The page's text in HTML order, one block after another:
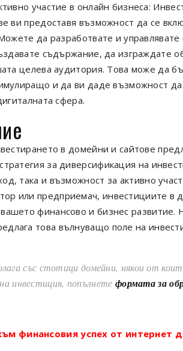
участие в онлайн бизнеса:
ви предоставя възможност да се
да разработвате и управлявате
съдържание, да изграждате
целева аудитория. Това може да
и да ви даде възможност
сфера.
в домейни и сайтове
за диверсификация на
така и възможност за активно
или предприемач, инвестициите в
финансово и бизнес развитие.
това вълнуващо поле на
със стотици домейни, някои от
инвестиция, попълнете формата за
финансовия успех от интернет